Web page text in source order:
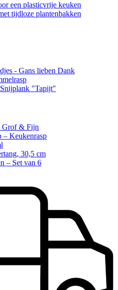
een plasticvrije keuken
tijdloze plantenbakken
- Gans lieben Dank
"Tapijt"
Grof & Fijn
– Keukenrasp
30,5 cm
– Set van 6